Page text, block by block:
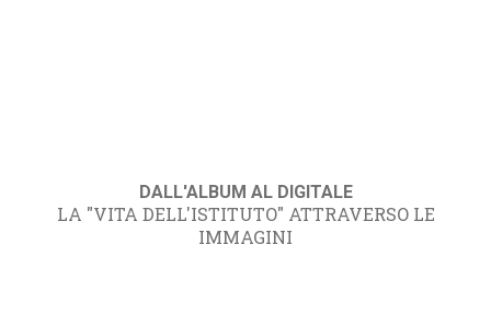
DALL'ALBUM AL DIGITALE
LA "VITA DELL'ISTITUTO" ATTRAVERSO LE
IMMAGINI